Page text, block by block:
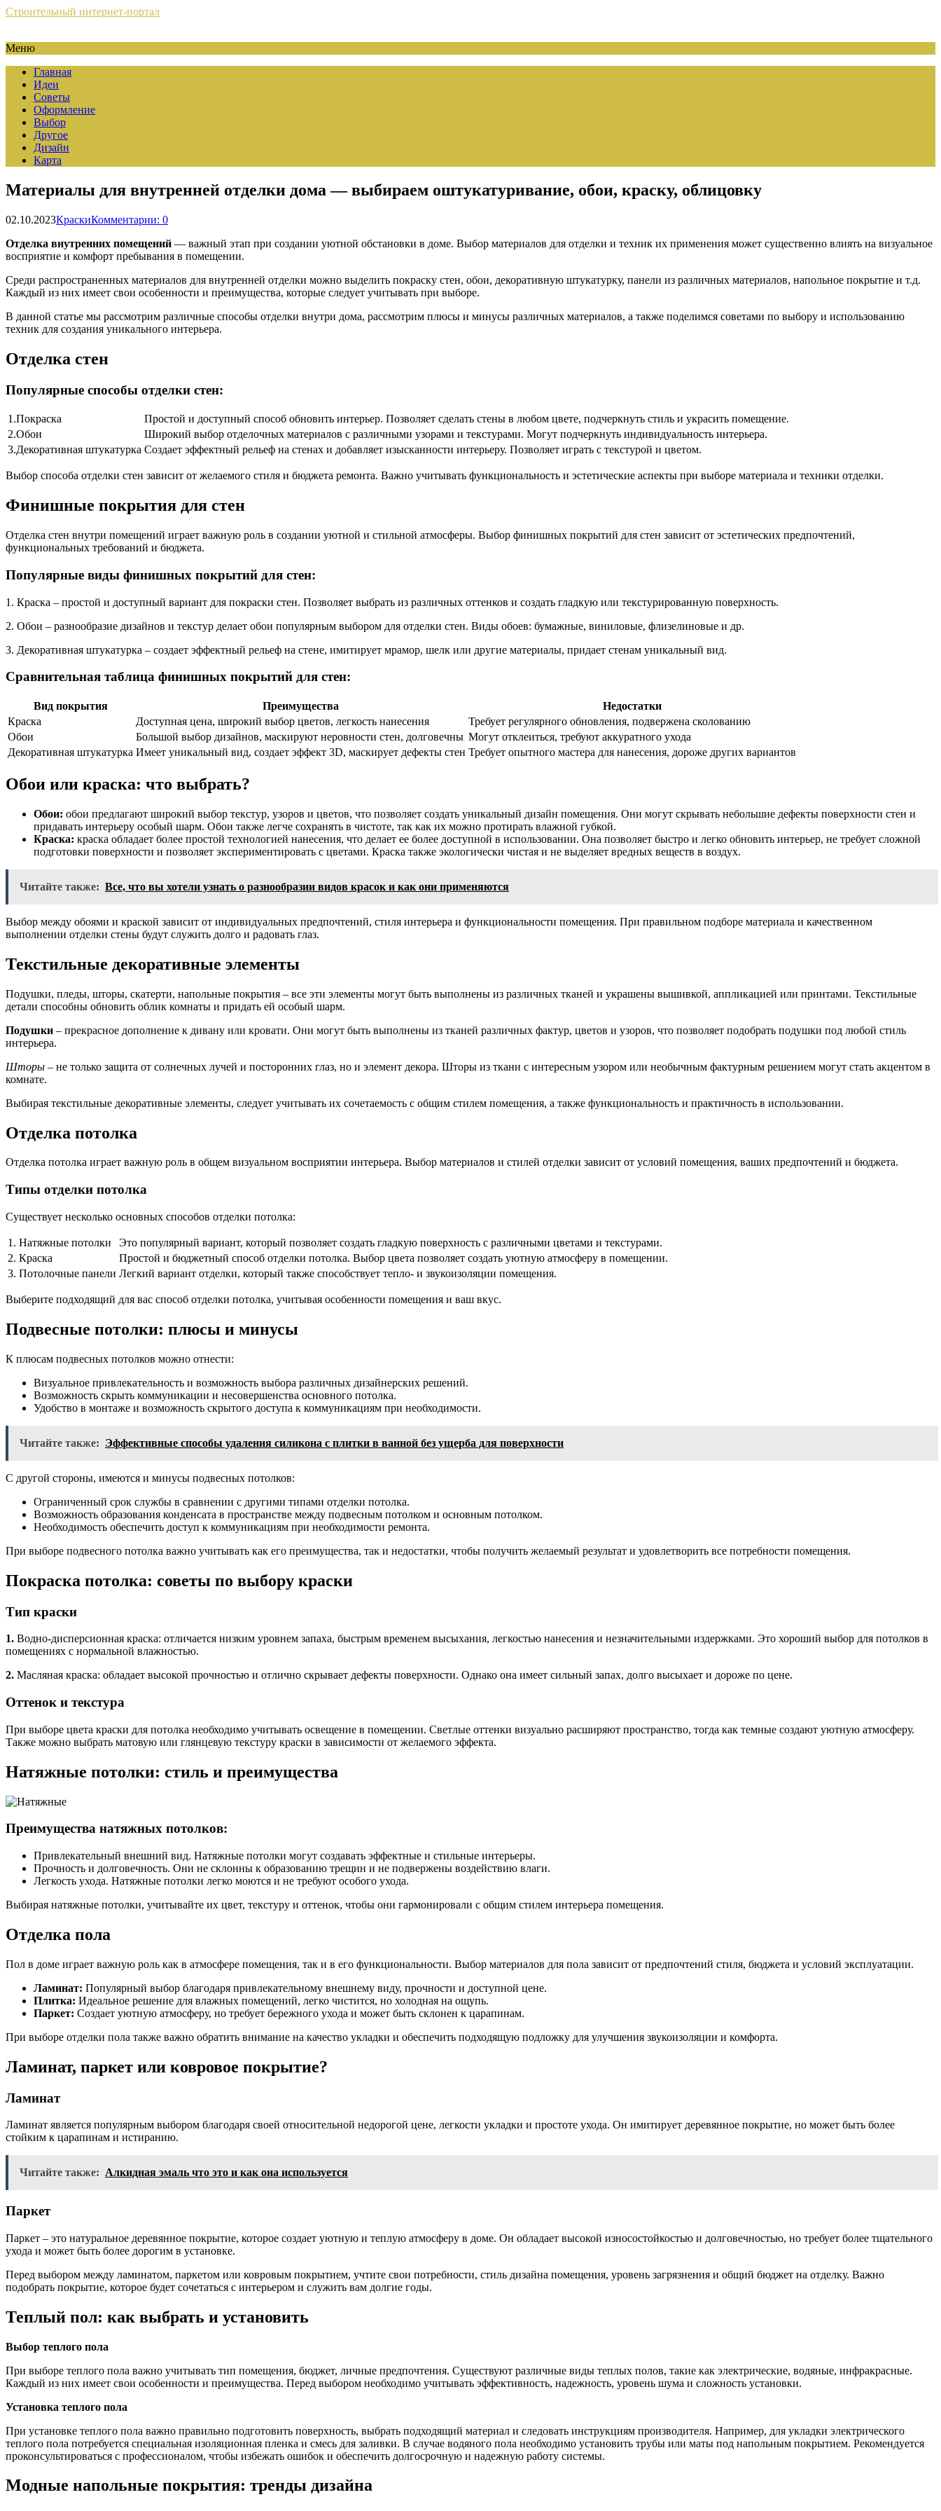
Строительный интернет-портал
Меню
Главная
Идеи
Советы
Оформление
Выбор
Другое
Дизайн
Карта
Материалы для внутренней отделки дома — выбираем оштукатуривание, обои, краску, облицовку
02.10.2023КраскиКомментарии: 0
Отделка внутренних помещений — важный этап при создании уютной обстановки в доме. Выбор материалов для отделки и техник их применения может существенно влиять на визуальное
восприятие и комфорт пребывания в помещении.
Среди распространенных материалов для внутренней отделки можно выделить покраску стен, обои, декоративную штукатурку, панели из различных материалов, напольное покрытие и т.д.
Каждый из них имеет свои особенности и преимущества, которые следует учитывать при выборе.
В данной статье мы рассмотрим различные способы отделки внутри дома, рассмотрим плюсы и минусы различных материалов, а также поделимся советами по выбору и использованию
техник для создания уникального интерьера.
Отделка стен
Популярные способы отделки стен:
1.Покраска
Простой и доступный способ обновить интерьер. Позволяет сделать стены в любом цвете, подчеркнуть стиль и украсить помещение.
2.Обои
Широкий выбор отделочных материалов с различными узорами и текстурами. Могут подчеркнуть индивидуальность интерьера.
3.Декоративная штукатурка Создает эффектный рельеф на стенах и добавляет изысканности интерьеру. Позволяет играть с текстурой и цветом.
Выбор способа отделки стен зависит от желаемого стиля и бюджета ремонта. Важно учитывать функциональность и эстетические аспекты при выборе материала и техники отделки.
Финишные покрытия для стен
Отделка стен внутри помещений играет важную роль в создании уютной и стильной атмосферы. Выбор финишных покрытий для стен зависит от эстетических предпочтений,
функциональных требований и бюджета.
Популярные виды финишных покрытий для стен:
1. Краска – простой и доступный вариант для покраски стен. Позволяет выбрать из различных оттенков и создать гладкую или текстурированную поверхность.
2. Обои – разнообразие дизайнов и текстур делает обои популярным выбором для отделки стен. Виды обоев: бумажные, виниловые, флизелиновые и др.
3. Декоративная штукатурка – создает эффектный рельеф на стене, имитирует мрамор, шелк или другие материалы, придает стенам уникальный вид.
Сравнительная таблица финишных покрытий для стен:
Вид покрытия Преимущества
Недостатки
Краска
Доступная цена, широкий выбор цветов, легкость нанесения
Требует регулярного обновления, подвержена сколованию
Обои
Большой выбор дизайнов, маскируют неровности стен, долговечны Могут отклеиться, требуют аккуратного ухода
Декоративная штукатурка Имеет уникальный вид, создает эффект 3D, маскирует дефекты стен Требует опытного мастера для нанесения, дороже других вариантов
Обои или краска: что выбрать?
Обои: обои предлагают широкий выбор текстур, узоров и цветов, что позволяет создать уникальный дизайн помещения. Они могут скрывать небольшие дефекты поверхности стен и
придавать интерьеру особый шарм. Обои также легче сохранять в чистоте, так как их можно протирать влажной губкой.
Краска: краска обладает более простой технологией нанесения, что делает ее более доступной в использовании. Она позволяет быстро и легко обновить интерьер, не требует сложной
подготовки поверхности и позволяет экспериментировать с цветами. Краска также экологически чистая и не выделяет вредных веществ в воздух.
Читайте также: Все, что вы хотели узнать о разнообразии видов красок и как они применяются
Выбор между обоями и краской зависит от индивидуальных предпочтений, стиля интерьера и функциональности помещения. При правильном подборе материала и качественном
выполнении отделки стены будут служить долго и радовать глаз.
Текстильные декоративные элементы
Подушки, пледы, шторы, скатерти, напольные покрытия – все эти элементы могут быть выполнены из различных тканей и украшены вышивкой, аппликацией или принтами. Текстильные
детали способны обновить облик комнаты и придать ей особый шарм.
Подушки – прекрасное дополнение к дивану или кровати. Они могут быть выполнены из тканей различных фактур, цветов и узоров, что позволяет подобрать подушки под любой стиль
интерьера.
Шторы – не только защита от солнечных лучей и посторонних глаз, но и элемент декора. Шторы из ткани с интересным узором или необычным фактурным решением могут стать акцентом в
комнате.
Выбирая текстильные декоративные элементы, следует учитывать их сочетаемость с общим стилем помещения, а также функциональность и практичность в использовании.
Отделка потолка
Отделка потолка играет важную роль в общем визуальном восприятии интерьера. Выбор материалов и стилей отделки зависит от условий помещения, ваших предпочтений и бюджета.
Типы отделки потолка
Существует несколько основных способов отделки потолка:
1. Натяжные потолки
Это популярный вариант, который позволяет создать гладкую поверхность с различными цветами и текстурами.
2. Краска
Простой и бюджетный способ отделки потолка. Выбор цвета позволяет создать уютную атмосферу в помещении.
3. Потолочные панели Легкий вариант отделки, который также способствует тепло- и звукоизоляции помещения.
Выберите подходящий для вас способ отделки потолка, учитывая особенности помещения и ваш вкус.
Подвесные потолки: плюсы и минусы
К плюсам подвесных потолков можно отнести:
Визуальное привлекательность и возможность выбора различных дизайнерских решений.
Возможность скрыть коммуникации и несовершенства основного потолка.
Удобство в монтаже и возможность скрытого доступа к коммуникациям при необходимости.
Читайте также: Эффективные способы удаления силикона с плитки в ванной без ущерба для поверхности
С другой стороны, имеются и минусы подвесных потолков:
Ограниченный срок службы в сравнении с другими типами отделки потолка.
Возможность образования конденсата в пространстве между подвесным потолком и основным потолком.
Необходимость обеспечить доступ к коммуникациям при необходимости ремонта.
При выборе подвесного потолка важно учитывать как его преимущества, так и недостатки, чтобы получить желаемый результат и удовлетворить все потребности помещения.
Покраска потолка: советы по выбору краски
Тип краски
1. Водно-дисперсионная краска: отличается низким уровнем запаха, быстрым временем высыхания, легкостью нанесения и незначительными издержками. Это хороший выбор для потолков в
помещениях с нормальной влажностью.
2. Масляная краска: обладает высокой прочностью и отлично скрывает дефекты поверхности. Однако она имеет сильный запах, долго высыхает и дороже по цене.
Оттенок и текстура
При выборе цвета краски для потолка необходимо учитывать освещение в помещении. Светлые оттенки визуально расширяют пространство, тогда как темные создают уютную атмосферу.
Также можно выбрать матовую или глянцевую текстуру краски в зависимости от желаемого эффекта.
Натяжные потолки: стиль и преимущества
Преимущества натяжных потолков:
Привлекательный внешний вид. Натяжные потолки могут создавать эффектные и стильные интерьеры.
Прочность и долговечность. Они не склонны к образованию трещин и не подвержены воздействию влаги.
Легкость ухода. Натяжные потолки легко моются и не требуют особого ухода.
Выбирая натяжные потолки, учитывайте их цвет, текстуру и оттенок, чтобы они гармонировали с общим стилем интерьера помещения.
Отделка пола
Пол в доме играет важную роль как в атмосфере помещения, так и в его функциональности. Выбор материалов для пола зависит от предпочтений стиля, бюджета и условий эксплуатации.
Ламинат: Популярный выбор благодаря привлекательному внешнему виду, прочности и доступной цене.
Плитка: Идеальное решение для влажных помещений, легко чистится, но холодная на ощупь.
Паркет: Создает уютную атмосферу, но требует бережного ухода и может быть склонен к царапинам.
При выборе отделки пола также важно обратить внимание на качество укладки и обеспечить подходящую подложку для улучшения звукоизоляции и комфорта.
Ламинат, паркет или ковровое покрытие?
Ламинат
Ламинат является популярным выбором благодаря своей относительной недорогой цене, легкости укладки и простоте ухода. Он имитирует деревянное покрытие, но может быть более
стойким к царапинам и истиранию.
Читайте также: Алкидная эмаль что это и как она используется
Паркет
Паркет – это натуральное деревянное покрытие, которое создает уютную и теплую атмосферу в доме. Он обладает высокой износостойкостью и долговечностью, но требует более тщательного
ухода и может быть более дорогим в установке.
Перед выбором между ламинатом, паркетом или ковровым покрытием, учтите свои потребности, стиль дизайна помещения, уровень загрязнения и общий бюджет на отделку. Важно
подобрать покрытие, которое будет сочетаться с интерьером и служить вам долгие годы.
Теплый пол: как выбрать и установить
Выбор теплого пола
При выборе теплого пола важно учитывать тип помещения, бюджет, личные предпочтения. Существуют различные виды теплых полов, такие как электрические, водяные, инфракрасные.
Каждый из них имеет свои особенности и преимущества. Перед выбором необходимо учитывать эффективность, надежность, уровень шума и сложность установки.
Установка теплого пола
При установке теплого пола важно правильно подготовить поверхность, выбрать подходящий материал и следовать инструкциям производителя. Например, для укладки электрического
теплого пола потребуется специальная изоляционная пленка и смесь для заливки. В случае водяного пола необходимо установить трубы или маты под напольным покрытием. Рекомендуется
проконсультироваться с профессионалом, чтобы избежать ошибок и обеспечить долгосрочную и надежную работу системы.
Модные напольные покрытия: тренды дизайна